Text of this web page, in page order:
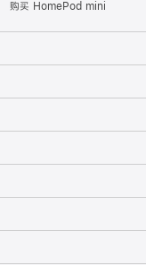
购买 HomePod mini